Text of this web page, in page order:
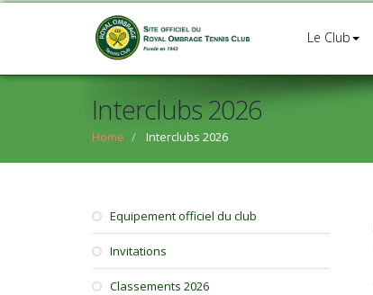
Le Club
Interclubs 2026
Home Interclubs 2026
Equipement officiel du club
Invitations
Classements 2026